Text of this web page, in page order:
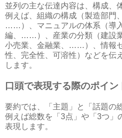
並列の主な伝達内容は、構成、
例えば、組織の構成（製造部門
……）、マニュアルの体系（導
編、……）、産業の分類（建設
小売業、金融業、……）、情報
性、完全性、可溶性）などを伝
します。
口頭で表現する際のポイン
要約では、「主題」と「話題の
例えば総数を「3点」や「3つ」
表現します。